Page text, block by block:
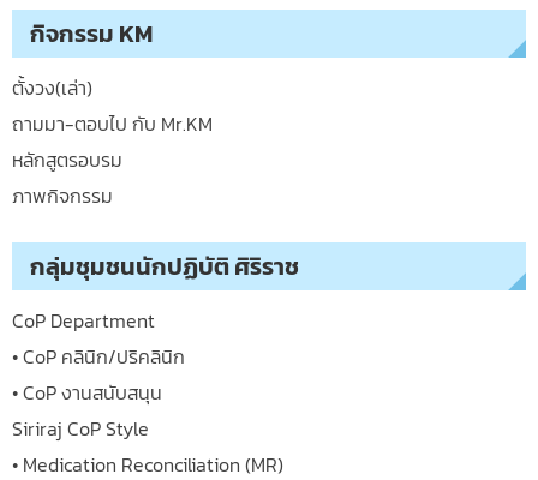
กิจกรรม KM
ตั้งวง(เล่า)
ถามมา-ตอบไป กับ Mr.KM
หลักสูตรอบรม
ภาพกิจกรรม
กลุ่มชุมชนนักปฏิบัติ ศิริราช
CoP Department
• CoP คลินิก/ปริคลินิก
• CoP งานสนับสนุน
Siriraj CoP Style
• Medication Reconciliation (MR)